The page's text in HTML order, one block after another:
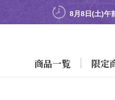
8月8日(土)午
商品一覧 限定